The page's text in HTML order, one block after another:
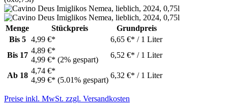
Menge Stückpreis
Grundpreis
Bis 5 4,99 €*
6,65 €* / 1 Liter
Bis 17
4,89 €*
4,99 €* (2% gespart)
6,52 €* / 1 Liter
Ab 18
4,74 €*
4,99 €* (5.01% gespart)
6,32 €* / 1 Liter
Preise inkl. MwSt. zzgl. Versandkosten